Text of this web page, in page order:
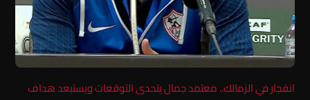
انفجار في الزمالك.. معتمد جمال يتحدى التوقعات ويستبعد هداف